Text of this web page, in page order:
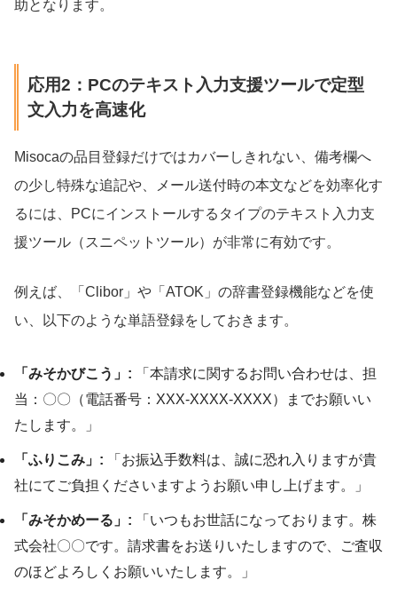
助となります。
応用2：PCのテキスト入力支援ツールで定型
文入力を高速化
Misocaの品目登録だけではカバーしきれない、備考欄へ
の少し特殊な追記や、メール送付時の本文などを効率化す
るには、PCにインストールするタイプのテキスト入力支
援ツール（スニペットツール）が非常に有効です。
例えば、「Clibor」や「ATOK」の辞書登録機能などを使
い、以下のような単語登録をしておきます。
「みそかびこう」: 「本請求に関するお問い合わせは、担
当：〇〇（電話番号：XXX-XXXX-XXXX）までお願いい
たします。」
「ふりこみ」: 「お振込手数料は、誠に恐れ入りますが貴
社にてご負担くださいますようお願い申し上げます。」
「みそかめーる」: 「いつもお世話になっております。株
式会社〇〇です。請求書をお送りいたしますので、ご査収
のほどよろしくお願いいたします。」